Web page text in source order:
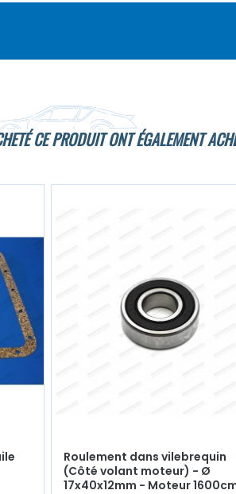
CE PRODUIT ONT ÉGALEMENT
Roulement dans vilebrequin
(Côté volant moteur) - Ø
17x40x12mm - Moteur